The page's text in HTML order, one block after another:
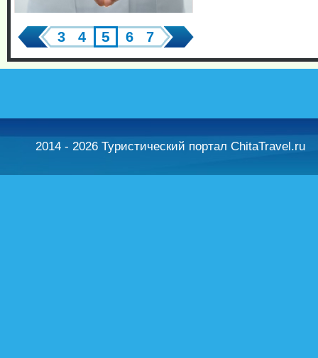
3 4 5 6 7
2014 - 2026 Туристический портал ChitaTravel.ru